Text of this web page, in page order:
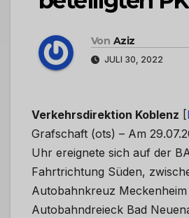
Von Aziz
JULI 30, 2022
Verkehrsdirektion Koblenz [
Grafschaft (ots) – Am
Uhr ereignete sich auf der
Fahrtrichtung Süden,
Autobahnkreuz Meckenheim
Autobahndreieck Bad